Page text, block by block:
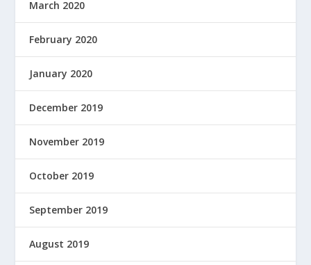
March 2020
February 2020
January 2020
December 2019
November 2019
October 2019
September 2019
August 2019